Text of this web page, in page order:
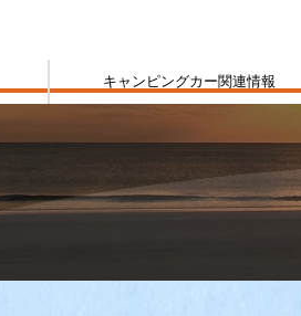
キャンピングカー関連情報